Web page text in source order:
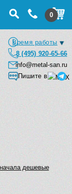
0
Время работы
8 (495) 920-65-66
info@metal-san.ru
Пишите в
дешевые